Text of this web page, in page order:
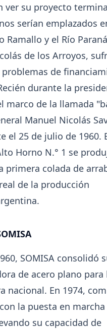
no cerraron la
los valores de abril:
llega el
del legado
recordó a
millonarias, un
y un mercado
y la energía.
ver su proyecto
serían emplazados
Ramallo y el Río
de los Arroyos,
de
durante la
marco de la llamada
Manuel Nicolás
el 25 de julio de 1960.
Horno N.° 1 se
primera colada de
de la producción
SOMISA consolidó
de acero plano para
nacional. En 1974,
la puesta en
su capacidad de